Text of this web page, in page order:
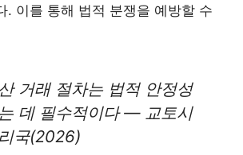
. 이를 통해 법적 분쟁을 예방할 수
거래 절차는 법적 안정성
데 필수적이다 — 교토시
국(2026)